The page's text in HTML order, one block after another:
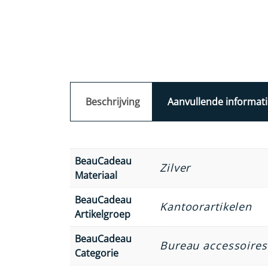
Beschrijving Aanvullende
BeauCadeau
Materiaal
Zilver
BeauCadeau
Artikelgroep
Kantoorartikelen
BeauCadeau
Categorie
Bureau accessoires